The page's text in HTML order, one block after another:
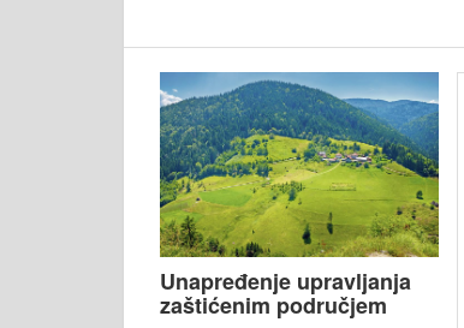
Unapređenje upravljanja
zaštićenim područjem